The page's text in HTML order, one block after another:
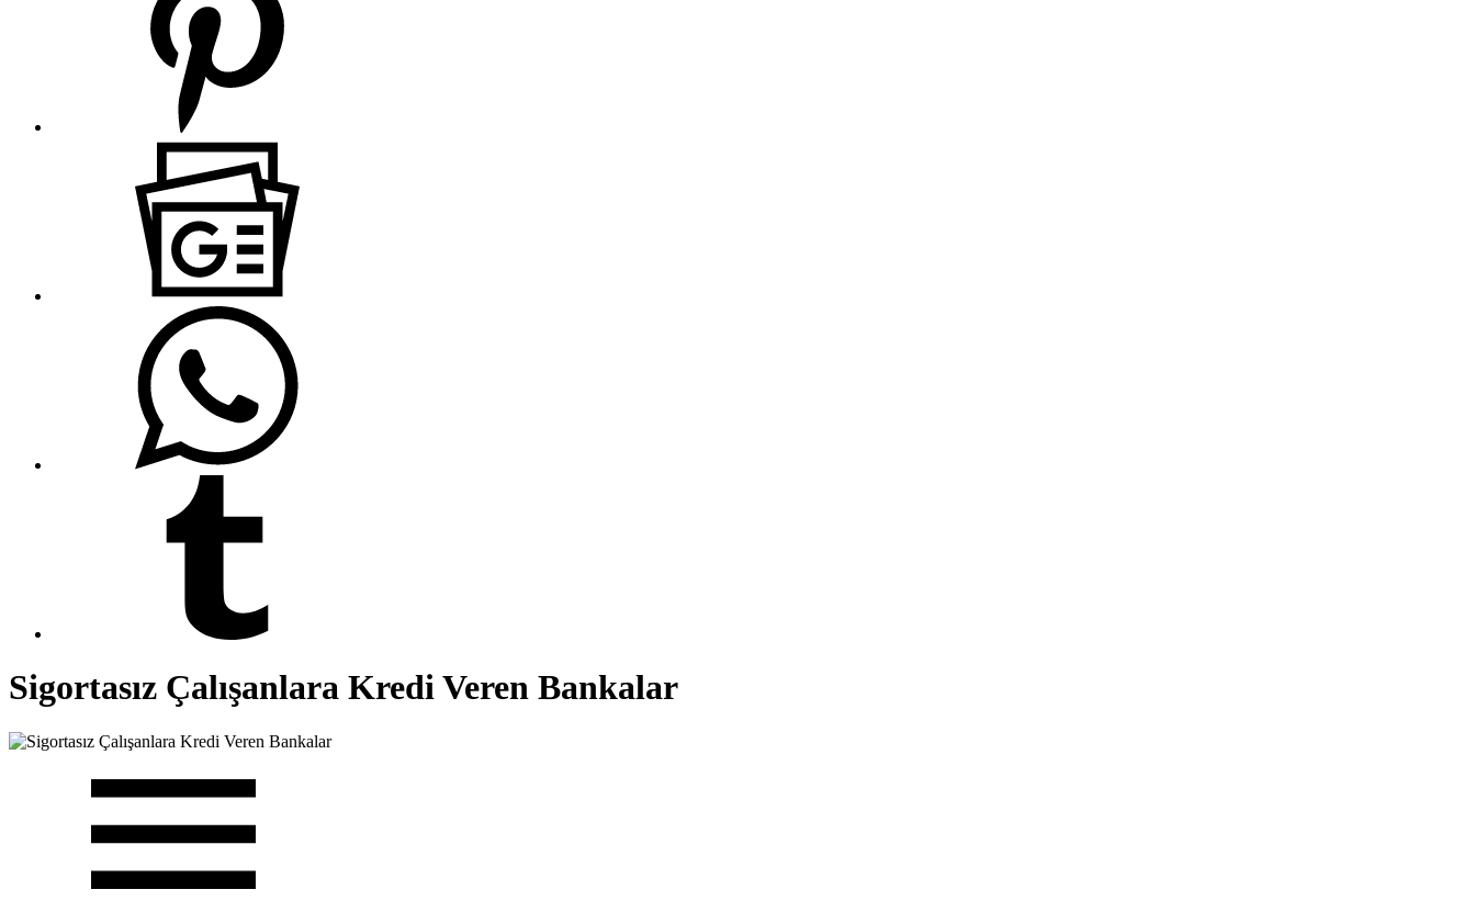
Sigortasız Çalışanlara Kredi Veren Bankalar